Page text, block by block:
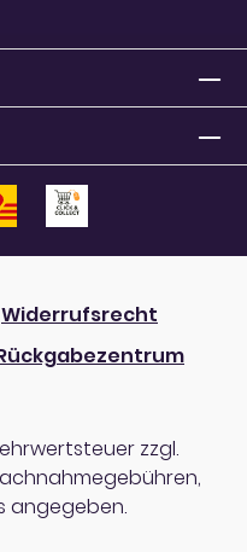
Widerrufsrecht
zzgl.
angegeben.